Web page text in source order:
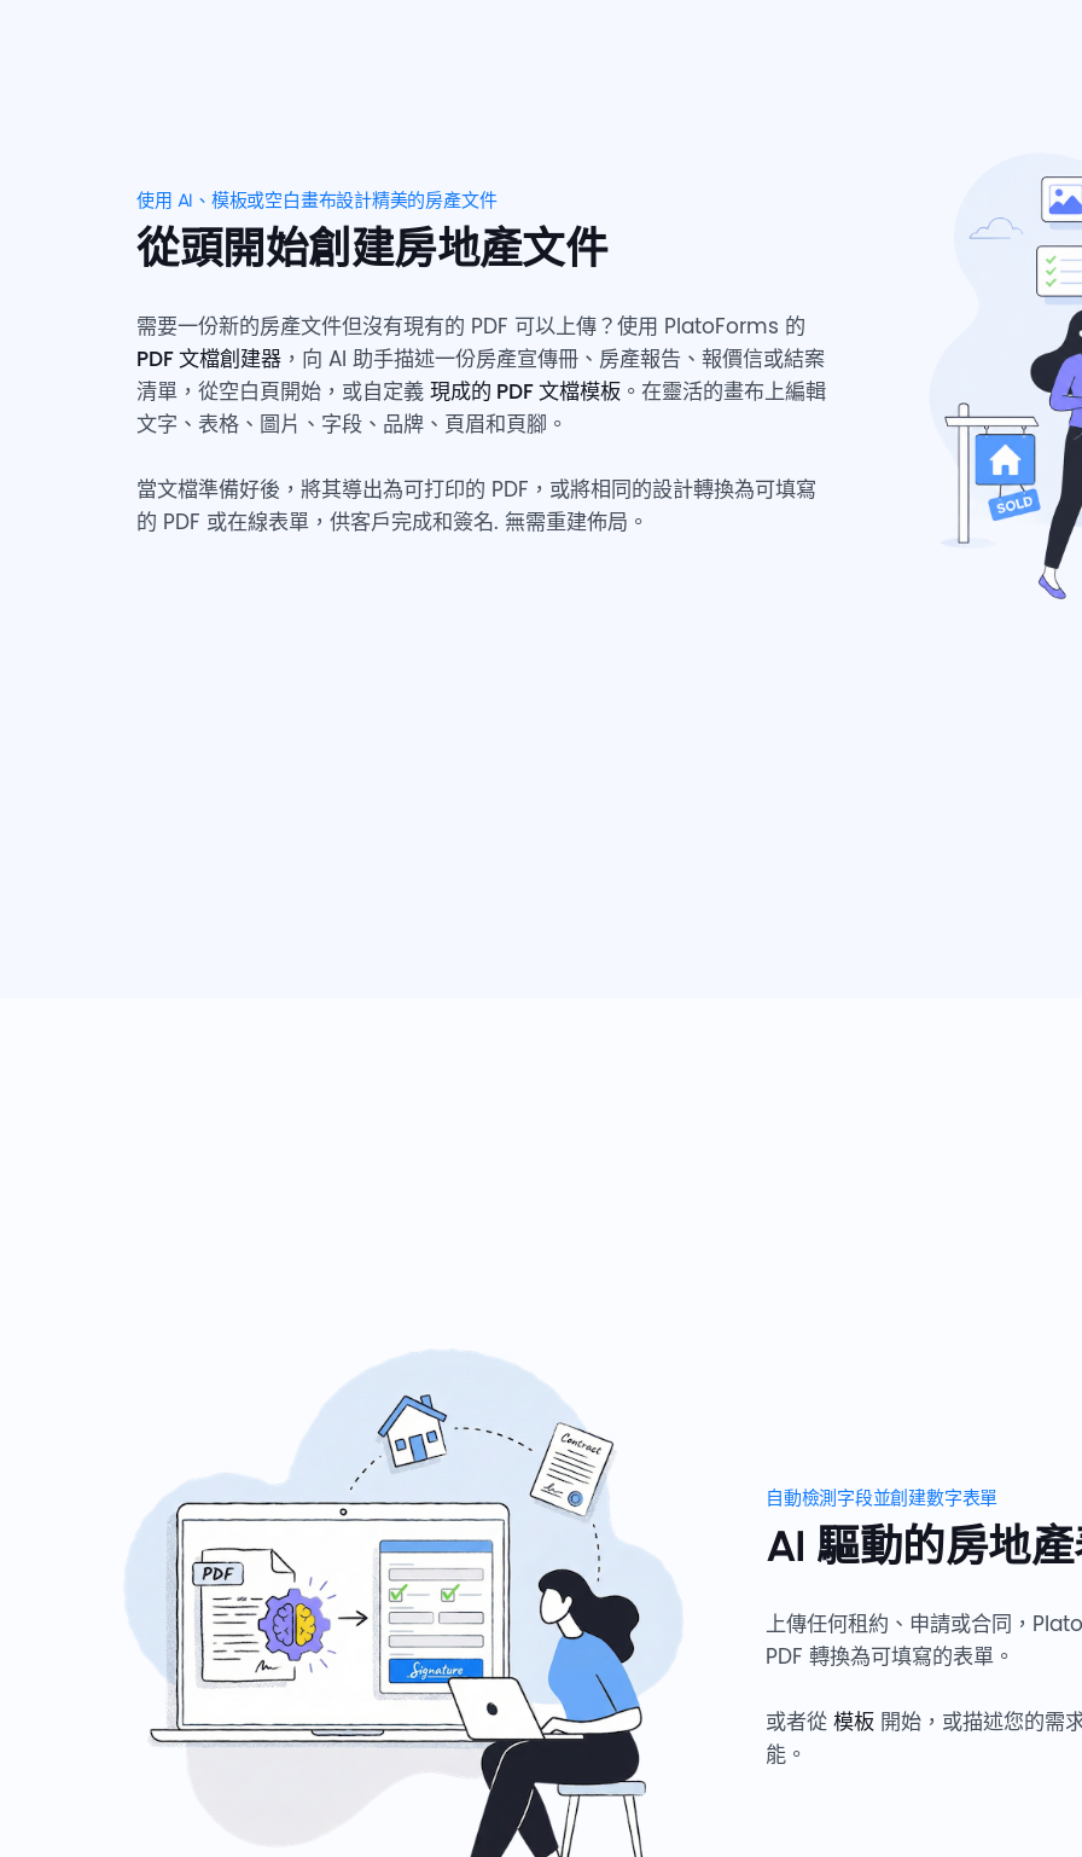
使用 AI、模板或空白畫布設計精美的房產文件
從頭開始創建房地產文件
需要一份新的房產文件但沒有現有的 PDF 可以上傳？使用 PlatoForms 的
PDF 文檔創建器 ，向 AI 助手描述一份房產宣傳冊、房產報告、報價信或結案
清單，從空白頁開始，或自定義現成的 PDF 文檔模板 。在靈活的畫布上編輯
文字、表格、圖片、字段、品牌、頁眉和頁腳。
當文檔準備好後，將其導出為可打印的 PDF，或將相同的設計轉換為可填寫
的 PDF 或在線表單，供客戶完成和簽名. 無需重建佈局。
自動檢測字段並創建數字表單
AI 驅動的房地
上傳任何租約、申請或合同，
PDF 轉換為可填寫的表單。
或者從 模板 開始，或描述您的需
能。